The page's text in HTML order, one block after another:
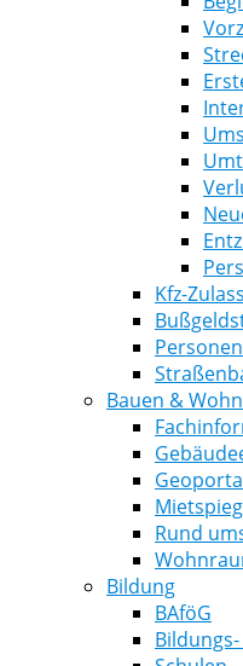
Kfz-
Bauen &
Rund
Bildung
BAföG